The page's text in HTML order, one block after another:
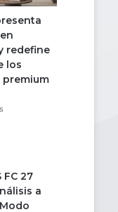
redefine
los
FC 27
a